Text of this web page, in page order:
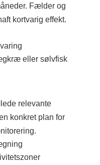
Fælder og
kortvarig effekt.
eller sølvfisk
relevante
konkret plan for